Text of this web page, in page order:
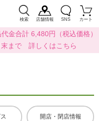
検索 店舗情報 SNS カート
金合計 6,480円（税込価格）
末まで 詳しくはこちら
開店・閉店情報